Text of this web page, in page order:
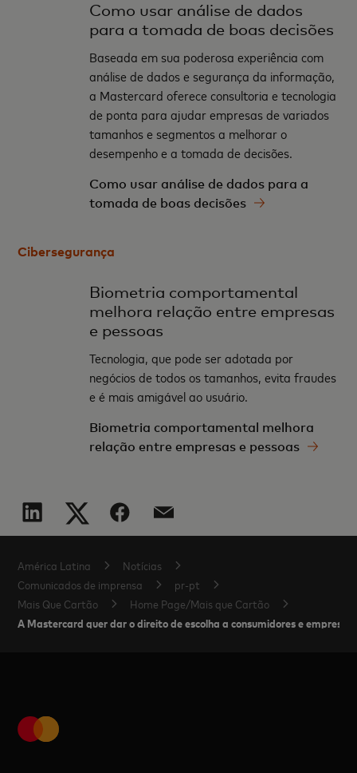
Como usar análise de dados
para a tomada de boas decisões
Baseada em sua poderosa experiência com
análise de dados e segurança da informação,
a Mastercard oferece consultoria e tecnologia
de ponta para ajudar empresas de variados
tamanhos e segmentos a melhorar o
desempenho e a tomada de decisões.
Como usar análise de dados para a
tomada de boas decisões
Cibersegurança
Biometria comportamental
melhora relação entre empresas
e pessoas
Tecnologia, que pode ser adotada por
negócios de todos os tamanhos, evita fraudes
e é mais amigável ao usuário.
Biometria comportamental melhora
relação entre empresas e pessoas
América Latina
Notícias
Comunicados de imprensa
pr-pt
Mais Que Cartão
Home Page/Mais que Cartão
A Mastercard quer dar o direito de escolha a consumidores e empresas